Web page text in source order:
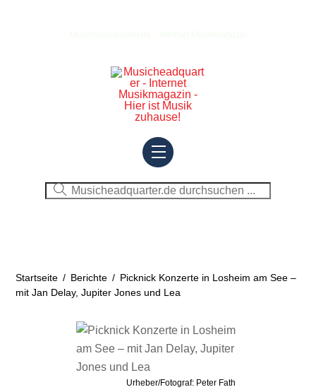
Menu
Startseite / Berichte / Picknick Konzerte in Losheim am See –
mit Jan Delay, Jupiter Jones und Lea
Urheber/Fotograf: Peter Fath